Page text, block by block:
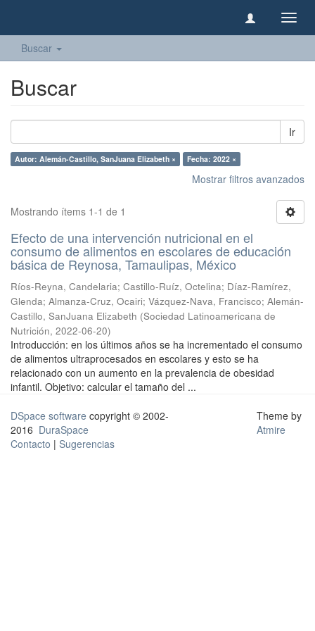
Buscar
Buscar
Ir
Autor: Alemán-Castillo, SanJuana Elizabeth × Fecha: 2022 ×
Mostrar filtros avanzados
Mostrando ítems 1-1 de 1
Efecto de una intervención nutricional en el
consumo de alimentos en escolares de educación
básica de Reynosa, Tamaulipas, México
Ríos-Reyna, Candelaria; Castillo-Ruíz, Octelina; Díaz-Ramírez,
Glenda; Almanza-Cruz, Ocairi; Vázquez-Nava, Francisco; Alemán-
Castillo, SanJuana Elizabeth (Sociedad Latinoamericana de
Nutrición, 2022-06-20)
Introducción: en los últimos años se ha incrementado el consumo
de alimentos ultraprocesados en escolares y esto se ha
relacionado con un aumento en la prevalencia de obesidad
infantil. Objetivo: calcular el tamaño del ...
DSpace software copyright © 2002-
2016 DuraSpace
Contacto | Sugerencias
Theme by
Atmire